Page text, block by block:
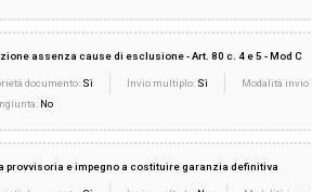
assenza cause di esclusione - Art. 80 c. 4 e 5 - Mod C
documento: Sì Invio multiplo: Sì
Modalità invio
No
provvisoria e impegno a costituire garanzia definitiva